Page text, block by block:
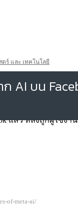
ร์ และ เทคโนโลยี
AI บน
of-meta-ai/